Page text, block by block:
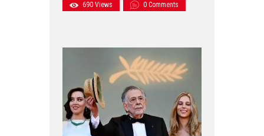
690 Views 0 Comments